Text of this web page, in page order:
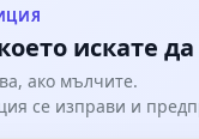
искате
ако мълчите.
се изправи и